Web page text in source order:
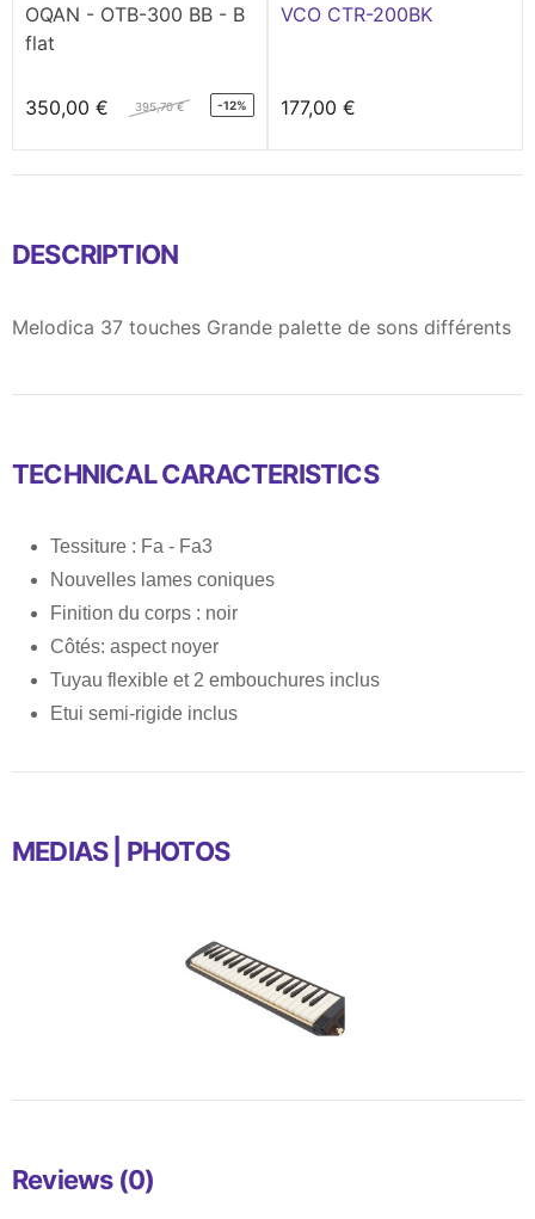
OQAN - OTB-300 BB - B
flat
350,00 € 395,70 € -12%
VCO CTR-200BK
177,00 €
DESCRIPTION
Melodica 37 touches Grande palette de sons différents
TECHNICAL CARACTERISTICS
Tessiture : Fa - Fa3
Nouvelles lames coniques
Finition du corps : noir
Côtés: aspect noyer
Tuyau flexible et 2 embouchures inclus
Etui semi-rigide inclus
MEDIAS | PHOTOS
Reviews (0)